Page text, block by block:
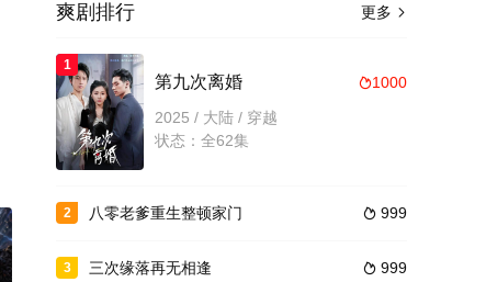
更多 
爽剧排行
1
1000
第九次离婚
2025 / 大陆 / 穿越
状态：全62集
2  999
八零老爹重生整顿家门
3  999
三次缘落再无相逢